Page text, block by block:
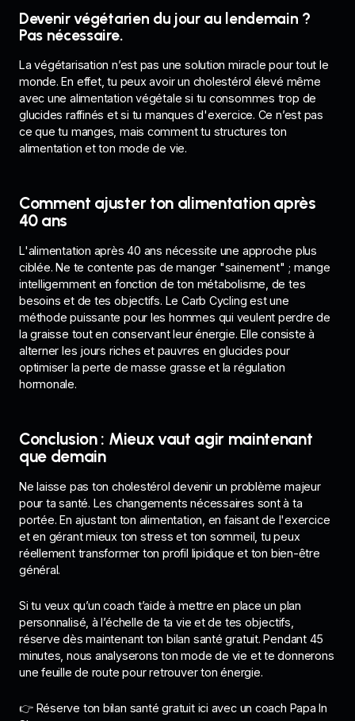
Devenir végétarien du jour au lendemain ?
Pas nécessaire.
La végétarisation n’est pas une solution miracle pour tout le
monde. En effet, tu peux avoir un cholestérol élevé même
avec une alimentation végétale si tu consommes trop de
glucides raffinés et si tu manques d'exercice. Ce n’est pas
ce que tu manges, mais comment tu structures ton
alimentation et ton mode de vie.
Comment ajuster ton alimentation après
40 ans
L'alimentation après 40 ans nécessite une approche plus
ciblée. Ne te contente pas de manger "sainement" ; mange
intelligemment en fonction de ton métabolisme, de tes
besoins et de tes objectifs. Le Carb Cycling est une
méthode puissante pour les hommes qui veulent perdre de
la graisse tout en conservant leur énergie. Elle consiste à
alterner les jours riches et pauvres en glucides pour
optimiser la perte de masse grasse et la régulation
hormonale.
Conclusion : Mieux vaut agir maintenant
que demain
Ne laisse pas ton cholestérol devenir un problème majeur
pour ta santé. Les changements nécessaires sont à ta
portée. En ajustant ton alimentation, en faisant de l'exercice
et en gérant mieux ton stress et ton sommeil, tu peux
réellement transformer ton profil lipidique et ton bien-être
général.
Si tu veux qu’un coach t’aide à mettre en place un plan
personnalisé, à l’échelle de ta vie et de tes objectifs,
réserve dès maintenant ton bilan santé gratuit. Pendant 45
minutes, nous analyserons ton mode de vie et te donnerons
une feuille de route pour retrouver ton énergie.
👉 Réserve ton bilan santé gratuit ici avec un coach Papa In